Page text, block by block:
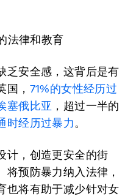
法律和教育
乏安全感，这背后是有
国， 71%的女性经历过
塞俄比亚 ，超过一半的
时经历过暴力。
计，创造更安全的街
预防暴力纳入法律，
也将有助于减少针对女